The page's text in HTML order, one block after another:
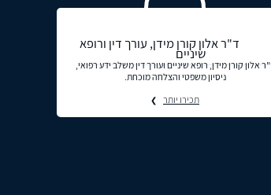
ד"ר אלון קורן מידן, עורך דין ורופא
שיניים
אלון קורן מידן, רופא שיניים ועורך דין משלב ידע רפואי,
ניסיון משפטי והצלחה מוכחת.
תכירו יותר